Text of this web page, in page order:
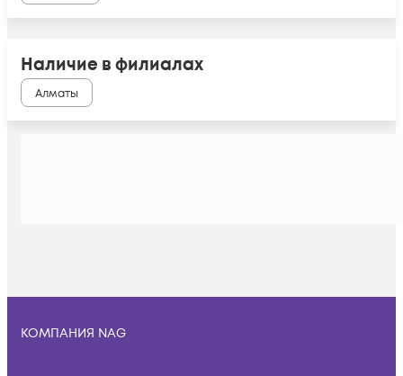
Наличие в филиалах
Алматы
КОМПАНИЯ NAG